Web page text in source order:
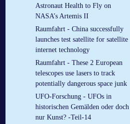
Astronaut Health to Fly on
NASA’s Artemis II
Raumfahrt - China successfully
launches test satellite for satellite
internet technology
Raumfahrt - These 2 European
telescopes use lasers to track
potentially dangerous space junk
UFO-Forschung - UFOs in
historischen Gemälden oder doch
nur Kunst? -Teil-14